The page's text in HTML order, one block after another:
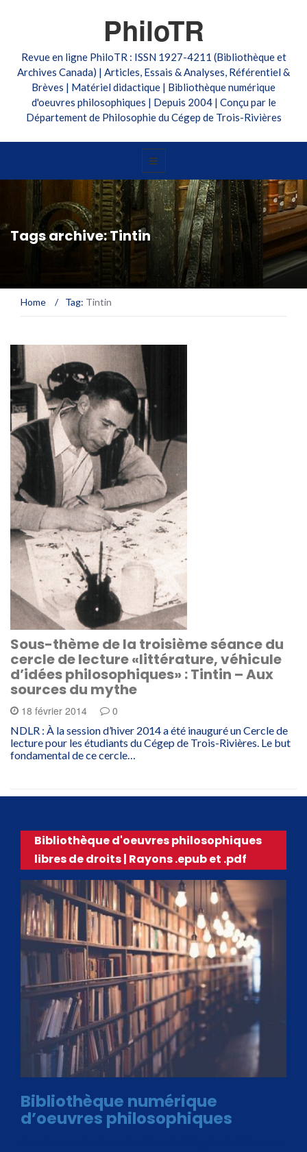
PhiloTR
Revue en ligne PhiloTR : ISSN 1927-4211 (Bibliothèque et
Archives Canada) | Articles, Essais & Analyses, Référentiel &
Brèves | Matériel didactique | Bibliothèque numérique
d'oeuvres philosophiques | Depuis 2004 | Conçu par le
Département de Philosophie du Cégep de Trois-Rivières
Tags archive: Tintin
Home / Tag: Tintin
Sous-thème de la troisième séance du
cercle de lecture «littérature, véhicule
d’idées philosophiques» : Tintin – Aux
sources du mythe
18 février 2014 0
NDLR : À la session d’hiver 2014 a été inauguré un Cercle de
lecture pour les étudiants du Cégep de Trois-Rivières. Le but
fondamental de ce cercle…
Bibliothèque d'oeuvres philosophiques
libres de droits | Rayons .epub et .pdf
Bibliothèque numérique
d’oeuvres philosophiques